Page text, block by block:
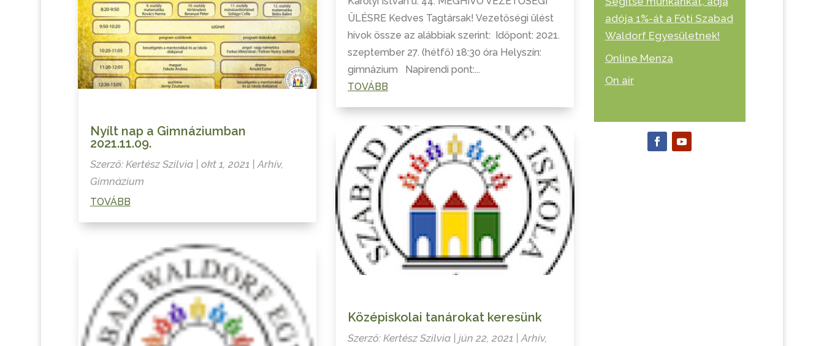
Nyílt nap a Gimnáziumban
2021.11.09.
Szerző: Kertész Szilvia| okt 1, 2021 | Arhív,
Gimnázium
TOVÁBB
ÜLÉSRE Kedves Tagtársak! Vezetőségi ülést
hívok össze az alábbiak szerint: Időpont: 2021.
szeptember 27. (hétfő) 18:30 óra Helyszín:
gimnázium Napirendi pont:...
TOVÁBB
Középiskolai tanárokat keresünk
Szerző:Kertész Szilvia |jún 22, 2021 |Arhív,
adója 1%-át a Fóti Szabad
Waldorf Egyesületnek!
Online Menza
On air